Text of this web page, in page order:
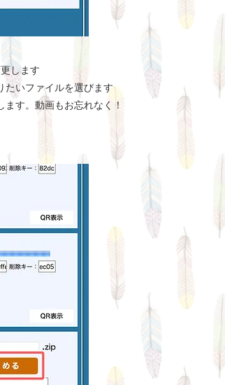
します
いファイルを選びます
す。動画もお忘れなく！